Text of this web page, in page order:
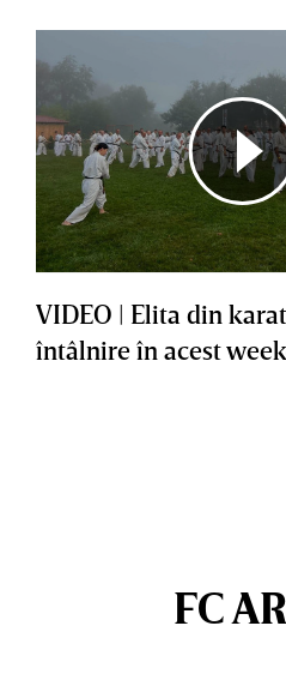
VIDEO | Elita din
întâlnire în acest
FC